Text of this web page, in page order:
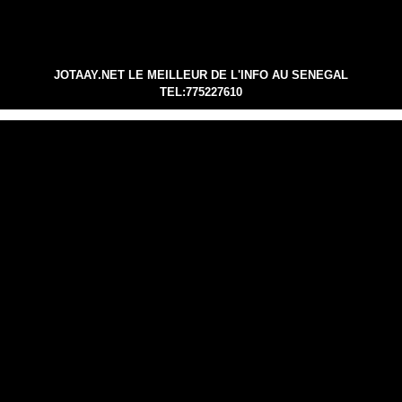
JOTAAY.NET LE MEILLEUR DE L'INFO AU SENEGAL
TEL:775227610